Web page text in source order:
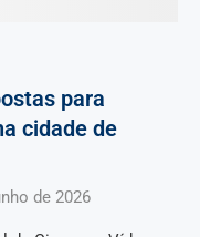
para
cidade de
de 2026